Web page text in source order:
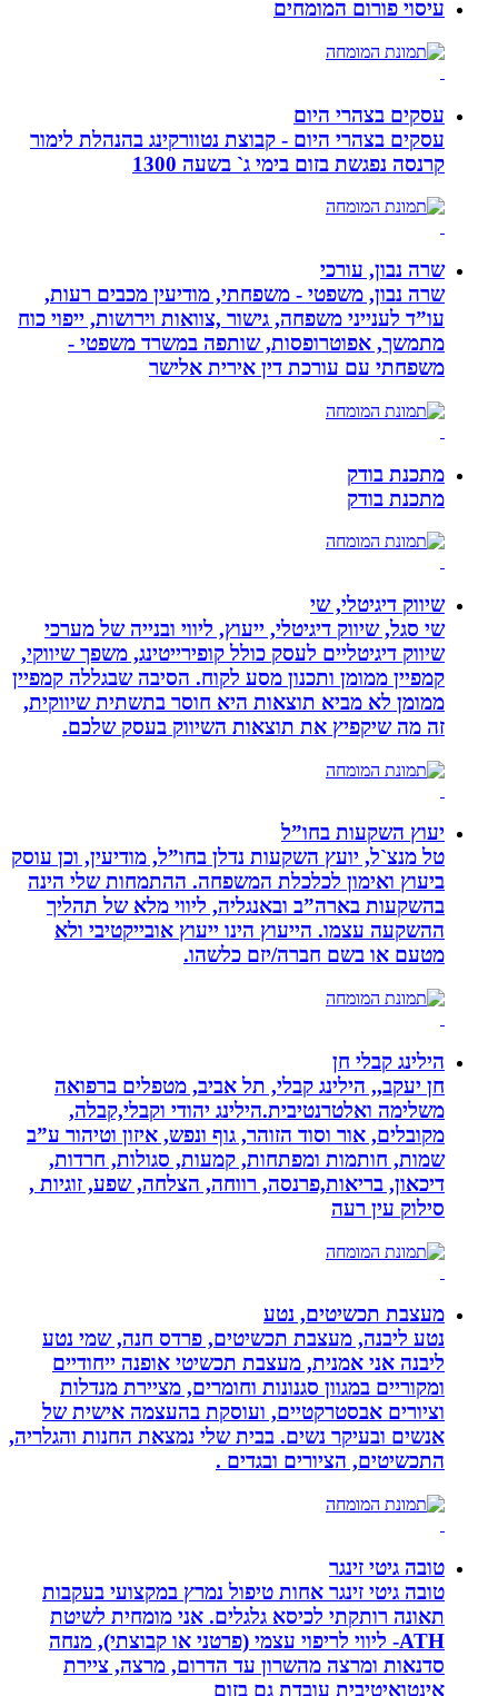
עיסוי פורום המומחים
עסקים בצהרי היום
עסקים בצהרי היום - קבוצת נטוורקינג בהנהלת לימור
קרנסה נפגשת בזום בימי ג` בשעה 1300
שרה נבון, עורכי
שרה נבון, משפטי - משפחתי, מודיעין מכבים רעות,
עו”ד לענייני משפחה, גישור ,צוואות וירושות, ייפוי כוח
מתמשך, אפוטרופסות, שותפה במשרד משפטי -
משפחתי עם עורכת דין אירית אלישר
מתכנת בודק
מתכנת בודק
שיווק דיגיטלי, שי
שי סגל, שיווק דיגיטלי, ייעוץ, ליווי ובנייה של מערכי
שיווק דיגיטליים לעסק כולל קופירייטינג, משפך שיווקי,
קמפיין ממומן ותכנון מסע לקוח. הסיבה שבגללה קמפיין
ממומן לא מביא תוצאות היא חוסר בתשתית שיווקית,
זה מה שיקפיץ את תוצאות השיווק בעסק שלכם.
יעוץ השקעות בחו”ל
טל מנצ`ל, יועץ השקעות נדלן בחו”ל, מודיעין, וכן עוסק
ביעוץ ואימון לכלכלת המשפחה. ההתמחות שלי הינה
בהשקעות בארה”ב ובאנגליה, ליווי מלא של תהליך
ההשקעה עצמו. הייעוץ הינו ייעוץ אובייקטיבי ולא
מטעם או בשם חברה/יזם כלשהו.
הילינג קבלי חן
חן יעקב,, הילינג קבלי, תל אביב, מטפלים ברפואה
משלימה ואלטרנטיבית.הילינג יהודי וקבלי,קבלה,
מקובלים, אור וסוד הזוהר, גוף ונפש, איזון וטיהור ע”ב
שמות, חותמות ומפתחות, קמעות, סגולות, חרדות,
דיכאון, בריאות,פרנסה, רווחה, הצלחה, שפע, זוגיות ,
סילוק עין רעה
מעצבת תכשיטים, נטע
נטע ליבנה, מעצבת תכשיטים, פרדס חנה, שמי נטע
ליבנה אני אמנית, מעצבת תכשיטי אופנה ייחודיים
ומקוריים במגוון סגנונות וחומרים, מציירת מנדלות
וציורים אבסטרקטיים, ועוסקת בהעצמה אישית של
אנשים ובעיקר נשים. בבית שלי נמצאת החנות והגלריה,
התכשיטים, הציורים ובגדים .
טובה גיטי זינגר
טובה גיטי זינגר אחות טיפול נמרץ במקצועי בעקבות
תאונה רותקתי לכיסא גלגלים. אני מומחית לשיטת
ATH- ליווי לריפוי עצמי (פרטני או קבוצתי), מנחה
סדנאות ומרצה מהשרון עד הדרום, מרצה, ציירת
אינטואיטיבית עובדת גם בזום